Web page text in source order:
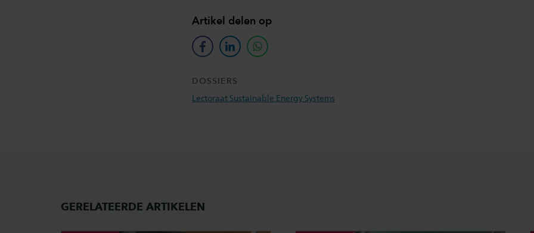
Artikel delen op
facebooklinkedinwhatsapp
DOSSIERS
Lectoraat Sustainable Energy Systems
GERELATEERDE ARTIKELEN